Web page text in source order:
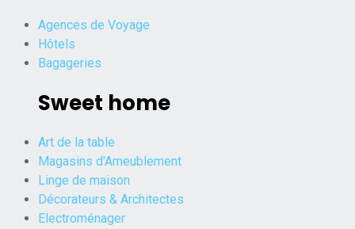
Agences de Voyage
Hôtels
Bagageries
Sweet home
Art de la table
Magasins d'Ameublement
Linge de maison
Décorateurs & Architectes
Electroménager